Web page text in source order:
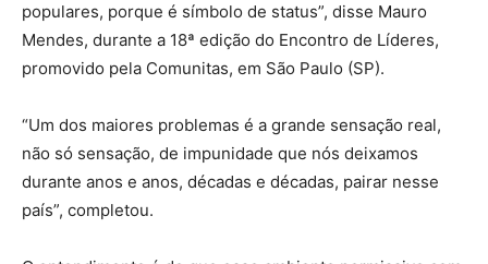
populares, porque é símbolo de status”, disse Mauro
Mendes, durante a 18ª edição do Encontro de Líderes,
promovido pela Comunitas, em São Paulo (SP).
“Um dos maiores problemas é a grande sensação real,
não só sensação, de impunidade que nós deixamos
durante anos e anos, décadas e décadas, pairar nesse
país”, completou.